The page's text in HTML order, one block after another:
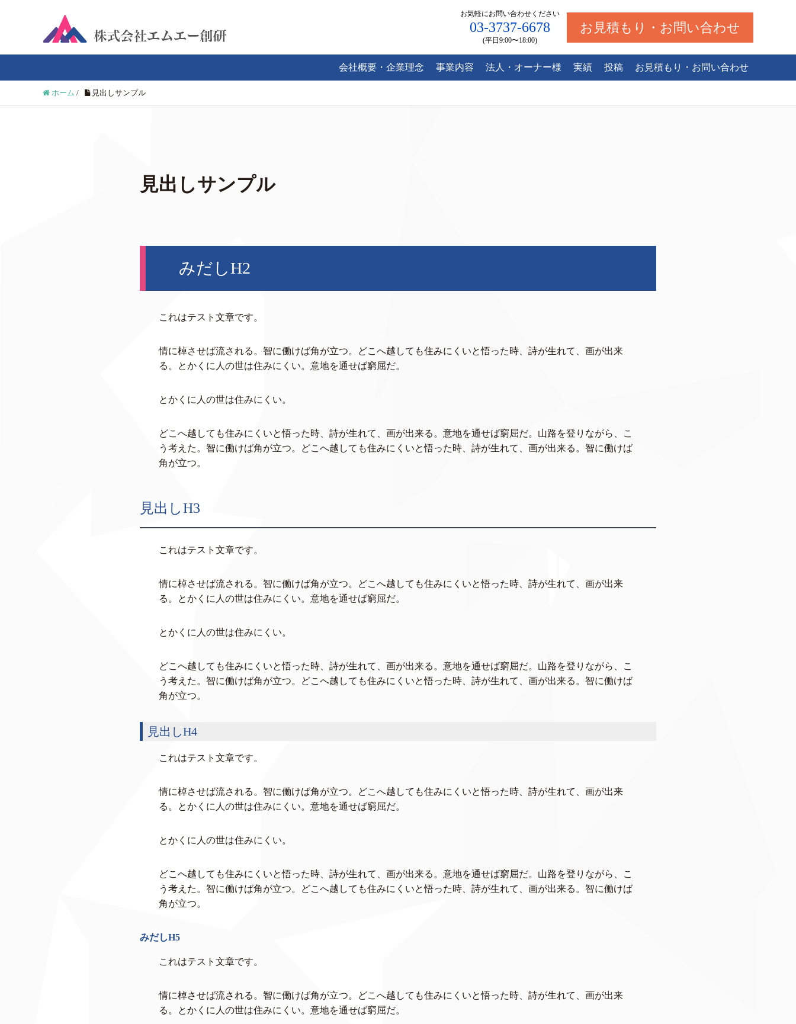
お気軽にお問い合わせください
03-3737-6678
(平日9:00〜18:00)
お見積もり・お問い合わせ
会社概要・企業理念 事業内容 法人・オーナー様 実績 投稿 お見積もり・お問い合わせ
ホーム / 見出しサンプル
見出しサンプル
みだしH2
これはテスト文章です。
情に棹させば流される。智に働けば角が立つ。どこへ越しても住みにくいと悟った時、詩が生れて、画が出来
る。とかくに人の世は住みにくい。意地を通せば窮屈だ。
とかくに人の世は住みにくい。
どこへ越しても住みにくいと悟った時、詩が生れて、画が出来る。意地を通せば窮屈だ。山路を登りながら、こ
う考えた。智に働けば角が立つ。どこへ越しても住みにくいと悟った時、詩が生れて、画が出来る。智に働けば
角が立つ。
見出しH3
これはテスト文章です。
情に棹させば流される。智に働けば角が立つ。どこへ越しても住みにくいと悟った時、詩が生れて、画が出来
る。とかくに人の世は住みにくい。意地を通せば窮屈だ。
とかくに人の世は住みにくい。
どこへ越しても住みにくいと悟った時、詩が生れて、画が出来る。意地を通せば窮屈だ。山路を登りながら、こ
う考えた。智に働けば角が立つ。どこへ越しても住みにくいと悟った時、詩が生れて、画が出来る。智に働けば
角が立つ。
見出しH4
これはテスト文章です。
情に棹させば流される。智に働けば角が立つ。どこへ越しても住みにくいと悟った時、詩が生れて、画が出来
る。とかくに人の世は住みにくい。意地を通せば窮屈だ。
とかくに人の世は住みにくい。
どこへ越しても住みにくいと悟った時、詩が生れて、画が出来る。意地を通せば窮屈だ。山路を登りながら、こ
う考えた。智に働けば角が立つ。どこへ越しても住みにくいと悟った時、詩が生れて、画が出来る。智に働けば
角が立つ。
みだしH5
これはテスト文章です。
情に棹させば流される。智に働けば角が立つ。どこへ越しても住みにくいと悟った時、詩が生れて、画が出来
る。とかくに人の世は住みにくい。意地を通せば窮屈だ。